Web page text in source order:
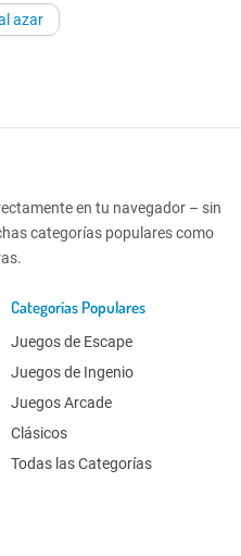
azar
en tu navegador – sin
categorías populares como
Categorías Populares
Juegos de Escape
Juegos de Ingenio
Juegos Arcade
Clásicos
Todas las Categorías